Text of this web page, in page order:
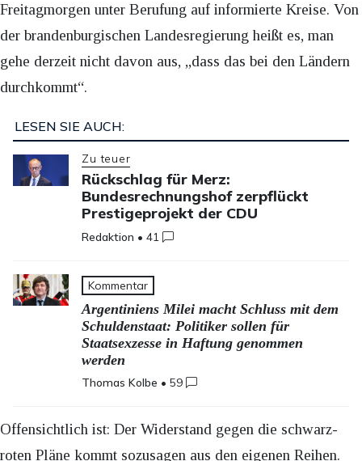
Freitagmorgen unter Berufung auf informierte Kreise. Von
der brandenburgischen Landesregierung heißt es, man
gehe derzeit nicht davon aus, „dass das bei den Ländern
durchkommt“.
LESEN SIE AUCH:
Zu teuer
Rückschlag für Merz:
Bundesrechnungshof zerpflückt
Prestigeprojekt der CDU
Redaktion •41
Kommentar
Argentiniens Milei macht Schluss mit dem
Schuldenstaat: Politiker sollen für
Staatsexzesse in Haftung genommen
werden
Thomas Kolbe •59
Offensichtlich ist: Der Widerstand gegen die schwarz-
roten Pläne kommt sozusagen aus den eigenen Reihen.